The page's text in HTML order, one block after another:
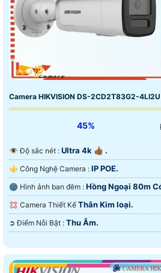
Camera HIKVISION DS-2CD2T83G2-
45%
👁 Độ sắc nét : Ultra 4k 👍🏾 .
⚜️ Công Nghệ Camera : IP POE.
🌚 Hình ảnh ban đêm : Hồng Ngoại 80m
💢 Camera Thiết Kế Thân Kim loại.
️➲ Điểm Nỗi Bật : Thu Âm.